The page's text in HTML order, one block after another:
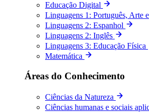
Educação Digital
Linguagens 1: Português, Arte
Linguagens 2: Espanhol
Linguagens 2: Inglês
Linguagens 3: Educação Física
Matemática
Áreas do Conhecimento
Ciências da Natureza
Ciências humanas e sociais